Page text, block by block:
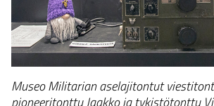
Museo Militarian aselajitontut